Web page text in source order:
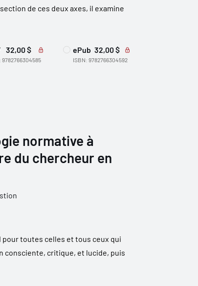
de ces deux axes, il examine
32,00 $
9782766304585
ePub 32,00 $
ISBN: 9782766304592
normative à
du chercheur en
toutes celles et tous ceux qui
consciente, critique, et lucide, puis